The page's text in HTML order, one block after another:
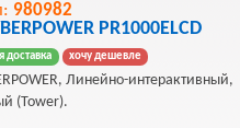
980982
PR1000ELCD
доставка хочу дешевле
Линейно-интерактивный,
(Tower).